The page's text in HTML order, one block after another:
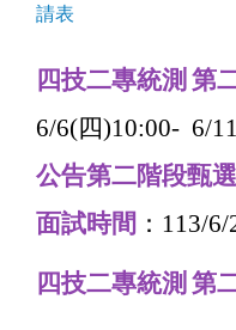
請表
四技二專統測 第
6/6(四)10:00- 6/
公告第二階段甄
面試時間 ：113/6/
四技二專統測 第